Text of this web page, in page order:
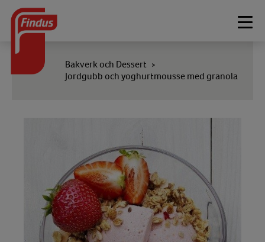
Bakverk och Dessert >
Jordgubb och yoghurtmousse med granola